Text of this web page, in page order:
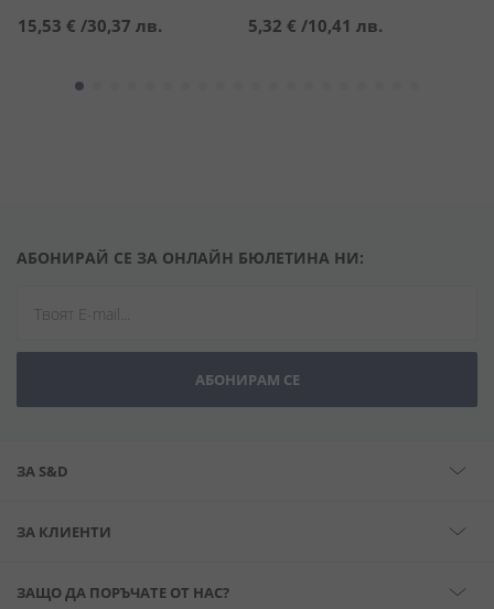
15,53 € /30,37 лв. 5,32 € /10,41 лв.
АБОНИРАЙ СЕ ЗА ОНЛАЙН БЮЛЕТИНА НИ:
АБОНИРАМ СЕ
ЗА S&D
ЗА КЛИЕНТИ
ЗАЩО ДА ПОРЪЧАТЕ ОТ НАС?